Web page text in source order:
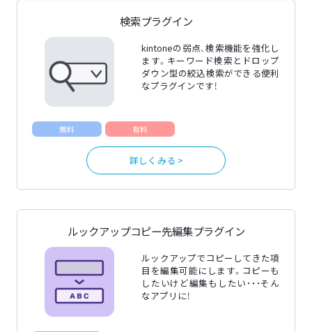
検索プラグイン
kintoneの弱点、検索機能を強化し
ます。キーワード検索とドロップ
ダウン型の絞込検索ができる便利
なプラグインです！
無料 有料
詳しくみる >
ルックアップコピー先編集プラグイン
ルックアップでコピーしてきた項
目を編集可能にします。コピーも
したいけど編集もしたい・・・そん
なアプリに！